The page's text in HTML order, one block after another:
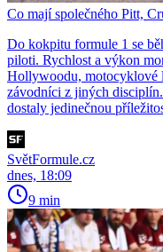
Co mají společného Pitt,
Do kokpitu formule 1 se
piloti. Rychlost a výkon
Hollywoodu, motocyklové
závodníci z jiných
dostaly jedinečnou
SvětFormule.cz
dnes, 18:09
9 min